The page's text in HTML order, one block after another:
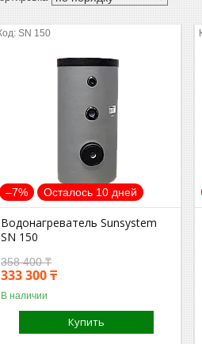
SN 150
–7% Осталось 10 дней
Водонагреватель Sunsystem
SN 150
358 400 ₸
333 300 ₸
В наличии
Купить